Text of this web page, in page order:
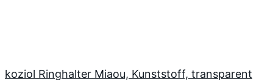
koziol Ringhalter Miaou, Kunststoff, transparent